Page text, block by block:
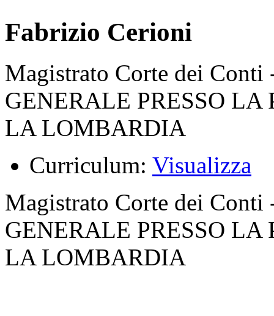
Fabrizio Cerioni
Magistrato Corte dei
GENERALE PRESSO LA
LA LOMBARDIA
Curriculum: Visualizza
Magistrato Corte dei
GENERALE PRESSO LA
LA LOMBARDIA